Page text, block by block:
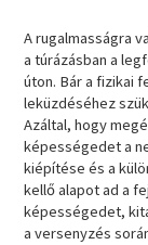
A rugalmasságra
a túrázásban a
úton. Bár a fizikai
leküzdéséhez
Azáltal, hogy
képességedet a
kiépítése és a
kellő alapot ad a
képességedet,
a versenyzés